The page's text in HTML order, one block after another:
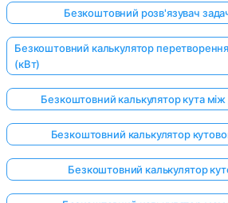
Безкоштовний розв'язувач
Безкоштовний калькулятор перетворення
(кВт)
Безкоштовний калькулятор кута
Безкоштовний калькулятор
Безкоштовний калькулятор